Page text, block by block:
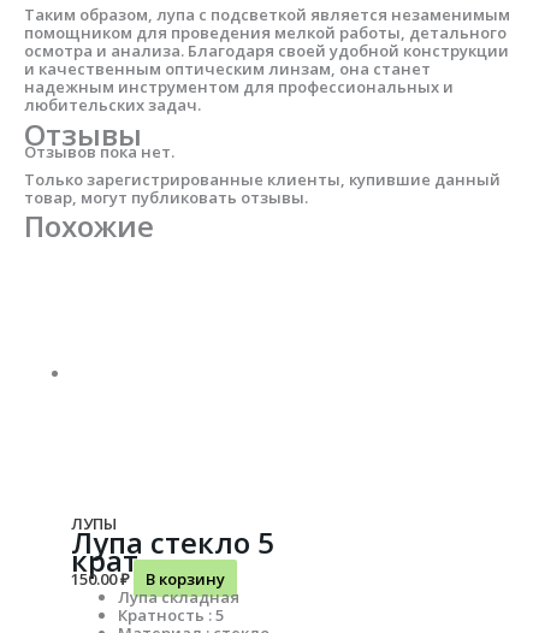
Таким образом, лупа с подсветкой является незаменимым
помощником для проведения мелкой работы, детального
осмотра и анализа. Благодаря своей удобной конструкции
и качественным оптическим линзам, она станет
надежным инструментом для профессиональных и
любительских задач.
Отзывы
Отзывов пока нет.
Только зарегистрированные клиенты, купившие данный
товар, могут публиковать отзывы.
Похожие
ЛУПЫ
Лупа стекло 5
крат
150.00₽
В корзину
Лупа складная
Кратность : 5